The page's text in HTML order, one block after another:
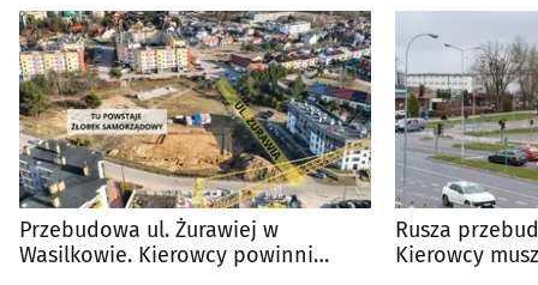
Przebudowa ul. Żurawiej w
Wasilkowie. Kierowcy powinni
Rusza
Kierowcy